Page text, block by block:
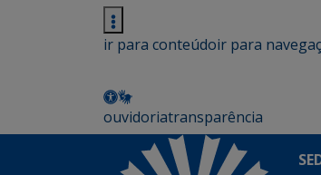
ir para conteúdoir para
ouvidoriatransparência